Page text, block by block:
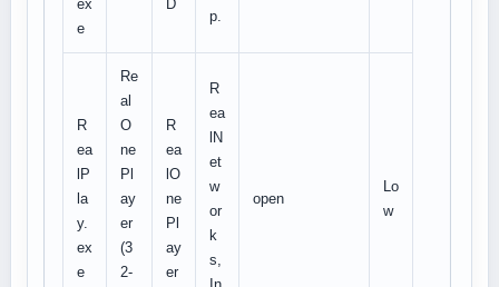
ex
e
D
p.
R
ea
lP
la
y.
ex
e
Re
al
O
ne
Pl
ay
er
(3
2-
R
ea
lO
ne
Pl
ay
er
R
ea
lN
et
w
or
k
s,
open
Lo
w